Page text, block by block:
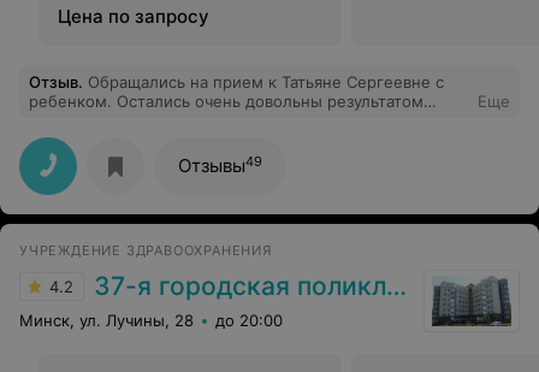
Цена по запросу
Отзыв. Обращались на прием к Татьяне Сергеевне с
ребенком. Остались очень довольны результатом
ребенка и частыми отитами. Татьяна Сергеевна очень
внимательны и компетентна, назначила лечение,
успокоила тревожных родителей, и самое главное
добились благополучного исхода
Еще
Отзывы49
УЧРЕЖДЕНИЕ ЗДРАВООХРАНЕНИЯ
4.2 37-я городская поликлиника
Минск, ул. Лучины, 28 до 20:00